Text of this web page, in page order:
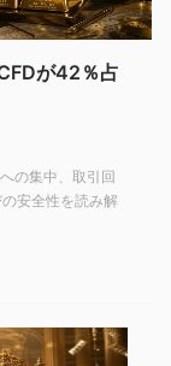
ー通貨ペア、エ
などのグローバ
や銀などの貴金
ウモロコシなど
どの人気のある
ています。
が42％占
の集中、取引回
安全性を読み解